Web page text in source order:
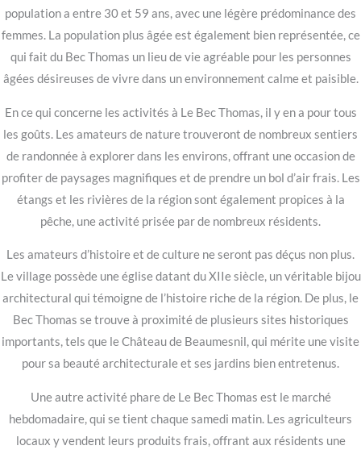
population a entre 30 et 59 ans, avec une légère prédominance des
femmes. La population plus âgée est également bien représentée, ce
qui fait du Bec Thomas un lieu de vie agréable pour les personnes
âgées désireuses de vivre dans un environnement calme et paisible.
En ce qui concerne les activités à Le Bec Thomas, il y en a pour tous
les goûts. Les amateurs de nature trouveront de nombreux sentiers
de randonnée à explorer dans les environs, offrant une occasion de
profiter de paysages magnifiques et de prendre un bol d’air frais. Les
étangs et les rivières de la région sont également propices à la
pêche, une activité prisée par de nombreux résidents.
Les amateurs d’histoire et de culture ne seront pas déçus non plus.
Le village possède une église datant du XIIe siècle, un véritable bijou
architectural qui témoigne de l’histoire riche de la région. De plus, le
Bec Thomas se trouve à proximité de plusieurs sites historiques
importants, tels que le Château de Beaumesnil, qui mérite une visite
pour sa beauté architecturale et ses jardins bien entretenus.
Une autre activité phare de Le Bec Thomas est le marché
hebdomadaire, qui se tient chaque samedi matin. Les agriculteurs
locaux y vendent leurs produits frais, offrant aux résidents une